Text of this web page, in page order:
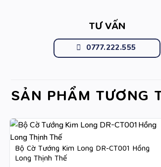
TƯ VẤN
0777.222.555
SẢN PHẨM TƯƠNG
Bộ Cờ Tướng Kim Long DR-CT001 Hồng
Long Thịnh Thế